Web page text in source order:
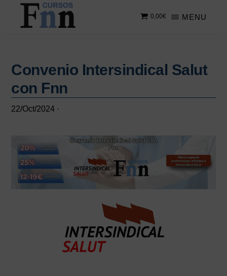
Saltar
contenido
Saltar
principal
online
MENU
0,00€
Convenio Intersindical Salut
con Fnn
22/Oct/2024 ·